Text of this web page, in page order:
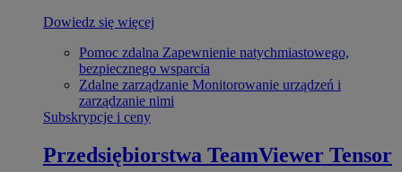
Dowiedz się więcej
Pomoc zdalna Zapewnienie natychmiastowego,
bezpiecznego wsparcia
Zdalne zarządzanie Monitorowanie urządzeń i
zarządzanie nimi
Subskrypcje i ceny
Przedsiębiorstwa TeamViewer Tensor